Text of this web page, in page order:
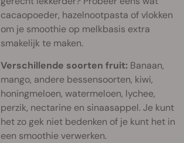
cacaopoeder, hazelnootpasta of vlokken
om je smoothie op melkbasis extra
smakelijk te maken.
Verschillende soorten fruit: Banaan,
mango, andere bessensoorten, kiwi,
honingmeloen, watermeloen, lychee,
perzik, nectarine en sinaasappel. Je kunt
het zo gek niet bedenken of je kunt het in
een smoothie verwerken.